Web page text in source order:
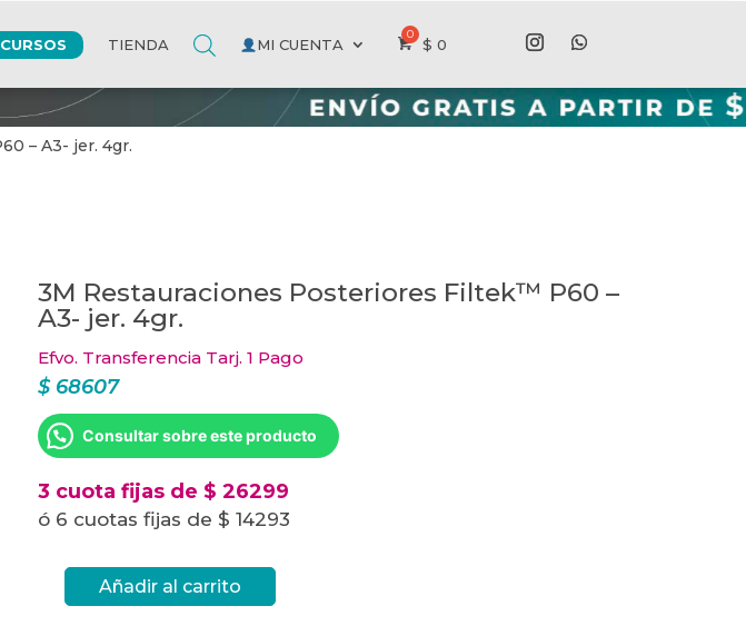
CURSOS TIENDA MI CUENTA $ 0
– A3- jer. 4gr.
3M Restauraciones Posteriores Filtek™ P60 –
A3- jer. 4gr.
Efvo. Transferencia Tarj. 1 Pago
$68607
Consultar sobre este producto
3 cuota fijas de $ 26299
ó 6 cuotas fijas de $ 14293
Restauraciones
Añadir al carrito